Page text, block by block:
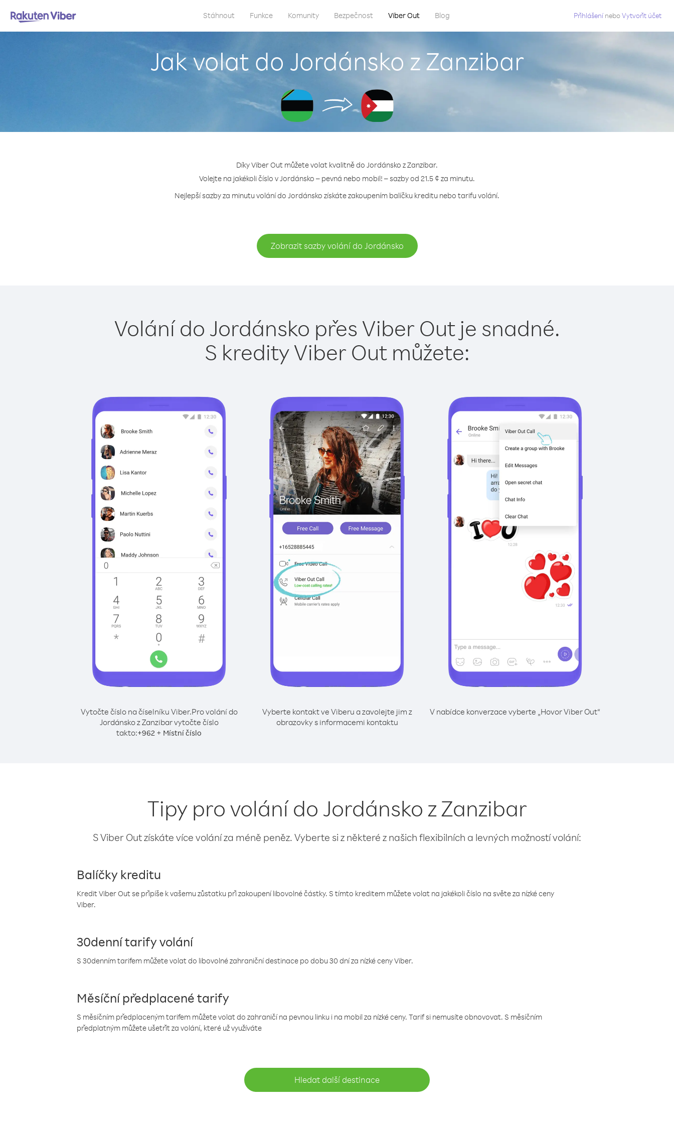
Stáhnout Funkce Komunity Bezpečnost Viber Out Blog Přihlášení neboVytvořit účet
Jak volat do Jordánsko z Zanzibar
Díky Viber Out můžete volat kvalitně do Jordánsko z Zanzibar.
Volejte na jakékoli číslo v Jordánsko – pevná nebo mobil! – sazby od 21.5 ¢ za minutu.
Nejlepší sazby za minutu volání do Jordánsko získáte zakoupením balíčku kreditu nebo tarifu volání.
Zobrazit sazby volání do Jordánsko
Volání do Jordánsko přes Viber Out je snadné.
S kredity Viber Out můžete:
Vytočte číslo na číselníku Viber.Pro volání do
Jordánsko z Zanzibar vytočte číslo
takto:+962 + Místní číslo
Vyberte kontakt ve Viberu a zavolejte jim z
obrazovky s informacemi kontaktu
V nabídce konverzace vyberte „Hovor Viber Out“
Tipy pro volání do Jordánsko z Zanzibar
S Viber Out získáte více volání za méně peněz. Vyberte si z některé z našich flexibilních a levných možností volání:
Balíčky kreditu
Kredit Viber Out se připíše k vašemu zůstatku při zakoupení libovolné částky. S tímto kreditem můžete volat na jakékoli číslo na světe za nízké ceny
Viber.
30denní tarify volání
S 30denním tarifem můžete volat do libovolné zahraniční destinace po dobu 30 dní za nízké ceny Viber.
Měsíční předplacené tarify
S měsíčním předplaceným tarifem můžete volat do zahraničí na pevnou linku i na mobil za nízké ceny. Tarif si nemusíte obnovovat. S měsíčním
předplatným můžete ušetřit za volání, které už využíváte
Hledat další destinace